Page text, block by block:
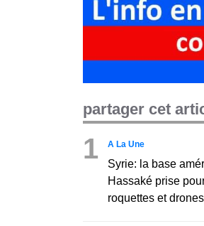
partager cet
1 A La Une
Syrie: la base
Hassaké prise
roquettes et drones